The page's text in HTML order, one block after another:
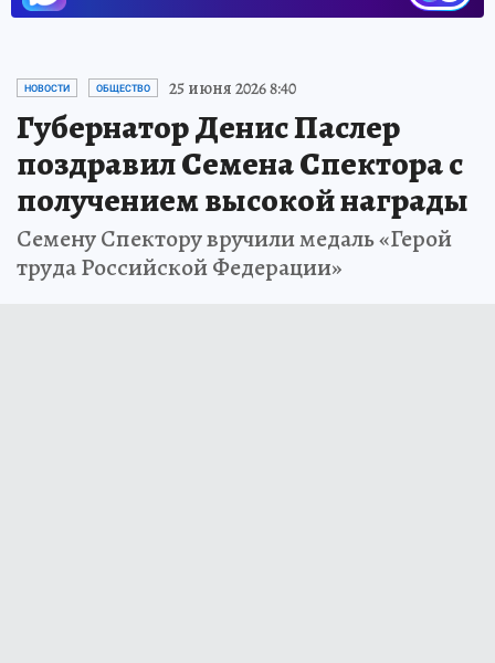
НОВОСТИ ОБЩЕСТВО 25 июня 2026 8:40
Губернатор Денис Паслер
поздравил Семена Спектора с
получением высокой награды
Семену Спектору вручили медаль «Герой
труда Российской Федерации»